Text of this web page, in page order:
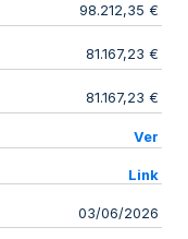
98.212,35 €
81.167,23 €
81.167,23 €
Ver
Link
03/06/2026